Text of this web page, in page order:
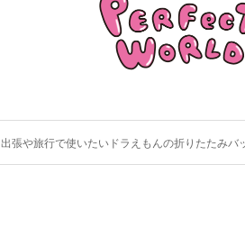
出張や旅行で使いたいドラえもんの折りたたみ